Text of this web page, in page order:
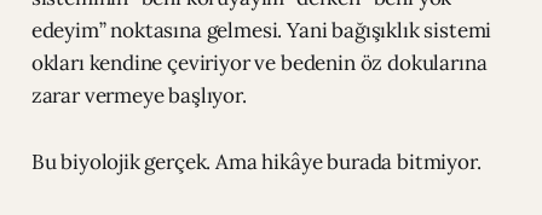
edeyim” noktasına gelmesi. Yani bağışıklık sistemi
okları kendine çeviriyor ve bedenin öz dokularına
zarar vermeye başlıyor.
Bu biyolojik gerçek. Ama hikâye burada bitmiyor.